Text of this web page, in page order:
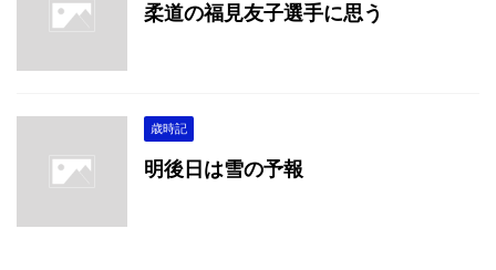
柔道の福見友子選手に思う
歳時記
明後日は雪の予報